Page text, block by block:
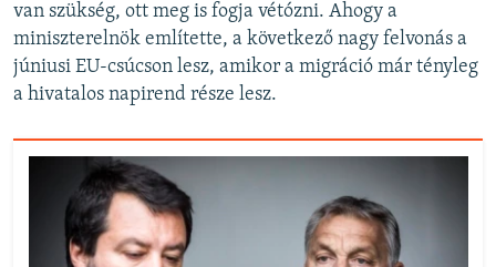
van szükség, ott meg is fogja vétózni. Ahogy a
miniszterelnök említette, a következő nagy felvonás a
júniusi EU-csúcson lesz, amikor a migráció már tényleg
a hivatalos napirend része lesz.